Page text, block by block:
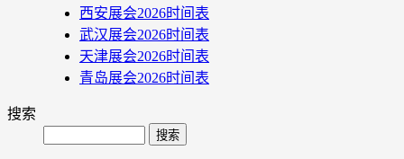
西安展会2026时间表
武汉展会2026时间表
天津展会2026时间表
青岛展会2026时间表
搜索
Search